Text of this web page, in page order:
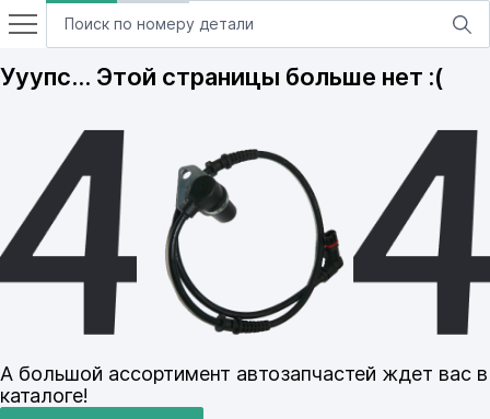
Ууупс… Этой страницы больше нет :(
А большой ассортимент автозапчастей ждет вас в
каталоге!